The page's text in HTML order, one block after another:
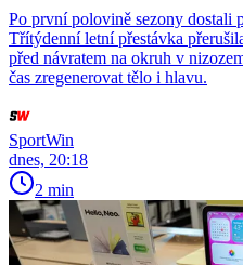
Po první polovině sezony dostali
Třítýdenní letní přestávka
před návratem na okruh v
čas zregenerovat tělo i hlavu.
SportWin
dnes, 20:18
2 min